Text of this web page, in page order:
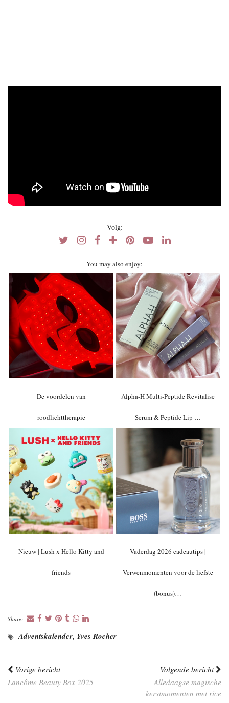
Volg:
You may also enjoy:
De voordelen van
roodlichttherapie
Alpha-H Multi-Peptide Revitalise
Serum & Peptide Lip …
Nieuw | Lush x Hello Kitty and
friends
Vaderdag 2026 cadeautips |
Verwenmomenten voor de liefste
(bonus)…
Share:
Adventskalender, Yves Rocher
Vorige bericht
Lancôme Beauty Box 2025
Volgende bericht
Alledaagse magische
kerstmomenten met rice